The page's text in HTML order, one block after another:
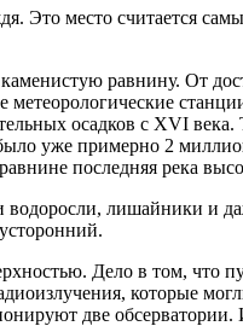
Это место считается
равнину. От
осадков с XVI
уже примерно 2
последняя река
лишайники и
Дело в том, что
которые
две обсерватории.